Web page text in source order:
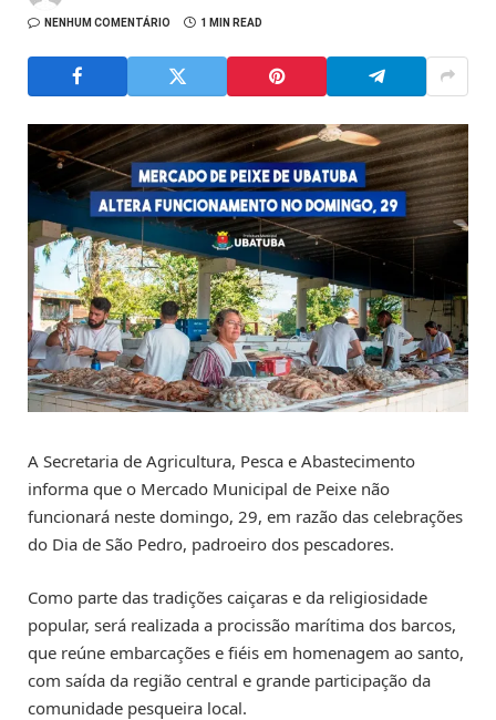
NENHUM COMENTÁRIO 1 MIN READ
A Secretaria de Agricultura, Pesca e Abastecimento
informa que o Mercado Municipal de Peixe não
funcionará neste domingo, 29, em razão das celebrações
do Dia de São Pedro, padroeiro dos pescadores.
Como parte das tradições caiçaras e da religiosidade
popular, será realizada a procissão marítima dos barcos,
que reúne embarcações e fiéis em homenagem ao santo,
com saída da região central e grande participação da
comunidade pesqueira local.